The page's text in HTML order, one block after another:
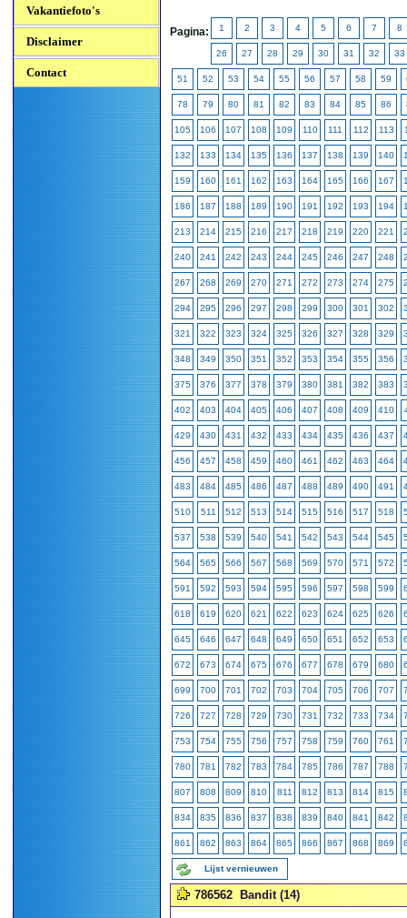
Vakantiefoto's
Disclaimer
Contact
Pagina: 1 2 3 4 5 6 7 8
26 27 28 29 30 31 32 33
51 52 53 54 55 56 57 58 59
78 79 80 81 82 83 84 85 86
105 106 107 108 109 110 111 112 113
132 133 134 135 136 137 138 139 140
159 160 161 162 163 164 165 166 167
186 187 188 189 190 191 192 193 194
213 214 215 216 217 218 219 220 221
240 241 242 243 244 245 246 247 248
267 268 269 270 271 272 273 274 275
294 295 296 297 298 299 300 301 302
321 322 323 324 325 326 327 328 329
348 349 350 351 352 353 354 355 356
375 376 377 378 379 380 381 382 383
402 403 404 405 406 407 408 409 410
429 430 431 432 433 434 435 436 437
456 457 458 459 460 461 462 463 464
483 484 485 486 487 488 489 490 491
510 511 512 513 514 515 516 517 518
537 538 539 540 541 542 543 544 545
564 565 566 567 568 569 570 571 572
591 592 593 594 595 596 597 598 599
618 619 620 621 622 623 624 625 626
645 646 647 648 649 650 651 652 653
672 673 674 675 676 677 678 679 680
699 700 701 702 703 704 705 706 707
726 727 728 729 730 731 732 733 734
753 754 755 756 757 758 759 760 761
780 781 782 783 784 785 786 787 788
807 808 809 810 811 812 813 814 815
834 835 836 837 838 839 840 841 842
861 862 863 864 865 866 867 868 869
Lijst vernieuwen
786562 Bandit (14)